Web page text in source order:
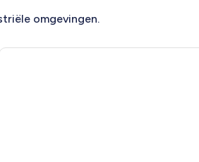
omgevingen.